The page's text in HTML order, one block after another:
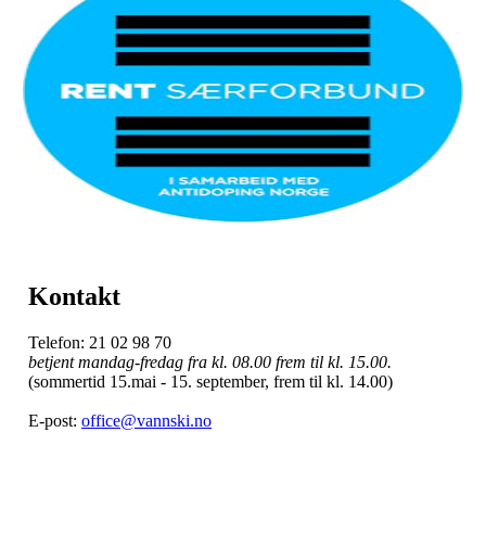
Kontakt
Telefon: 21 02 98 70
betjent mandag-fredag fra kl. 08.00 frem til kl. 15.00.
(sommertid 15.mai - 15. september, frem til kl. 14.00)
E-post: office@vannski.no